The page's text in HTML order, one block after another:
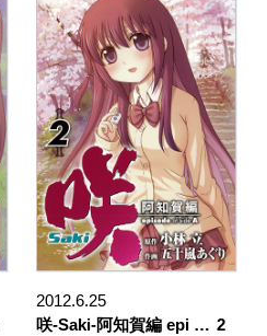
2012.6.25
咲-Saki-阿知賀編 epi … 2